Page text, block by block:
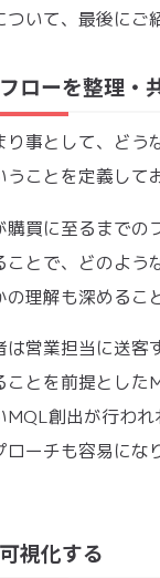
いて、最後にご
ローを整理・
り事として、どう
ことを定義して
買に至るまでの
ことで、どのよう
理解も深めるこ
営業担当に送客
ことを前提とした
MQL創出が行わ
ローチも容易にな
視化する